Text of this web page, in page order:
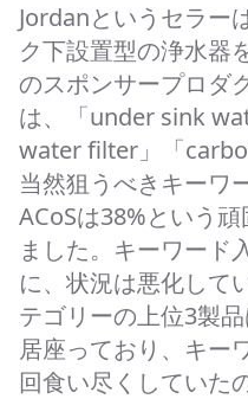
Jordanというセラー
ク下設置型の浄水器
のスポンサープロダ
は、「under sink
water filter」「
当然狙うべきキーワ
ACoSは38%という
ました。キーワード
に、状況は悪化して
テゴリーの上位3製
居座っており、キー
回食い尽くしていた